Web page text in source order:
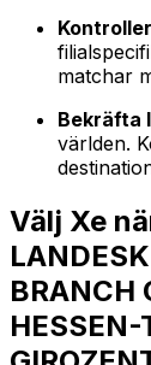
matchar
Bekräfta
världen.
Välj Xe
BRANCH
HESSEN-